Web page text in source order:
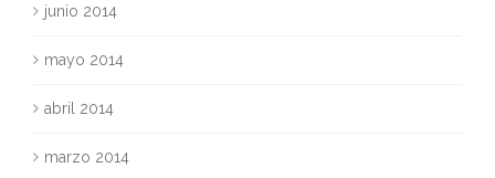
junio 2014
mayo 2014
abril 2014
marzo 2014